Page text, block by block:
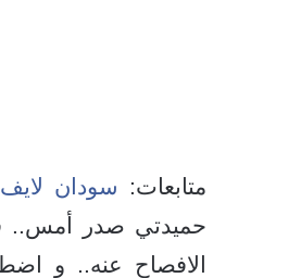
متابعات: سودان لايف
حميدتي صدر أمس..
الافصاح عنه.. و